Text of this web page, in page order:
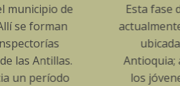
Esta fase dura un año y
actualmente se encuentra
ubicada en la Ceja
Antioquia; allí se forman
los jóvenes de las dos